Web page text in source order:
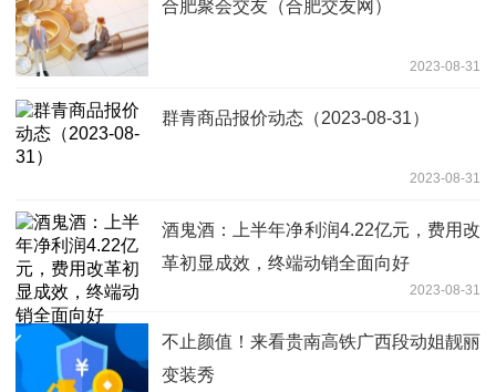
合肥聚会交友（合肥交友网）
2023-08-31
群青商品报价动态（2023-08-31）
2023-08-31
酒鬼酒：上半年净利润4.22亿元，费用改
革初显成效，终端动销全面向好
2023-08-31
不止颜值！来看贵南高铁广西段动姐靓丽
变装秀